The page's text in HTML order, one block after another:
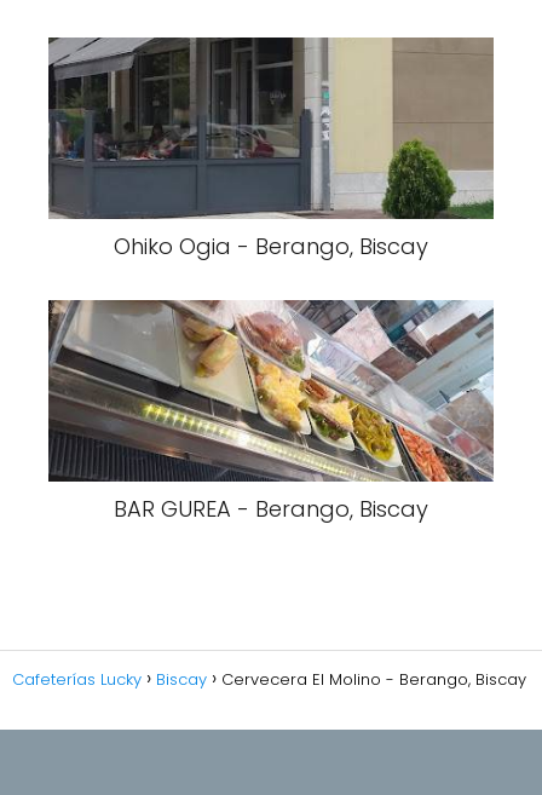
Ohiko Ogia - Berango, Biscay
BAR GUREA - Berango, Biscay
Cafeterías Lucky Biscay Cervecera El Molino - Berango, Biscay